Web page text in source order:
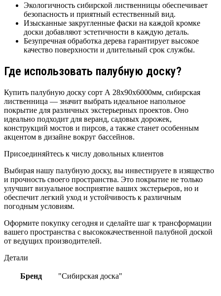
Экологичность сибирской лиственницы обеспечивает
безопасность и приятный естественный вид.
Изысканные закругленные фаски на каждой кромке
доски добавляют эстетичности в каждую деталь.
Безупречная обработка дерева гарантирует высокое
качество поверхности и длительный срок службы.
Где использовать палубную доску?
Купить палубную доску сорт А 28х90х6000мм, сибирская
лиственница — значит выбрать идеальное напольное
покрытие для различных экстерьерных проектов. Оно
идеально подходит для веранд, садовых дорожек,
конструкций мостов и пирсов, а также станет особенным
акцентом в дизайне вокруг бассейнов.
Присоединяйтесь к числу довольных клиентов
Выбирая нашу палубную доску, вы инвестируете в изящество
и прочность своего пространства. Это покрытие не только
улучшит визуальное восприятие ваших экстерьеров, но и
обеспечит легкий уход и устойчивость к различным
погодным условиям.
Оформите покупку сегодня и сделайте шаг к трансформации
вашего пространства с высококачественной палубной доской
от ведущих производителей.
Детали
Бренд "Сибирская доска"